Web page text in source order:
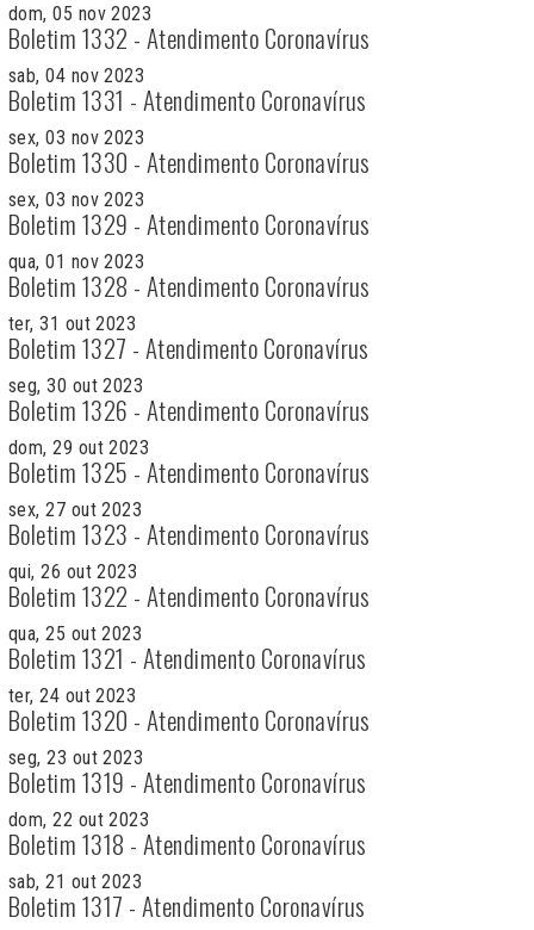
dom, 05 nov 2023
Boletim 1332 - Atendimento Coronavírus
sab, 04 nov 2023
Boletim 1331 - Atendimento Coronavírus
sex, 03 nov 2023
Boletim 1330 - Atendimento Coronavírus
sex, 03 nov 2023
Boletim 1329 - Atendimento Coronavírus
qua, 01 nov 2023
Boletim 1328 - Atendimento Coronavírus
ter, 31 out 2023
Boletim 1327 - Atendimento Coronavírus
seg, 30 out 2023
Boletim 1326 - Atendimento Coronavírus
dom, 29 out 2023
Boletim 1325 - Atendimento Coronavírus
sex, 27 out 2023
Boletim 1323 - Atendimento Coronavírus
qui, 26 out 2023
Boletim 1322 - Atendimento Coronavírus
qua, 25 out 2023
Boletim 1321 - Atendimento Coronavírus
ter, 24 out 2023
Boletim 1320 - Atendimento Coronavírus
seg, 23 out 2023
Boletim 1319 - Atendimento Coronavírus
dom, 22 out 2023
Boletim 1318 - Atendimento Coronavírus
sab, 21 out 2023
Boletim 1317 - Atendimento Coronavírus